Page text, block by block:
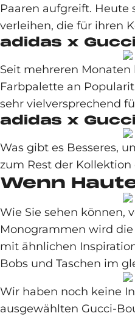
Paaren aufgreift.
verleihen, die für ihren
adidas x
Seit mehreren
Farbpalette an
sehr vielversprechend
adidas x
Was gibt es Besseres,
zum Rest der
Wenn
Wie Sie sehen können,
Monogrammen wird
mit ähnlichen
Bobs und Taschen im
Wir haben noch keine
ausgewählten Gucci-